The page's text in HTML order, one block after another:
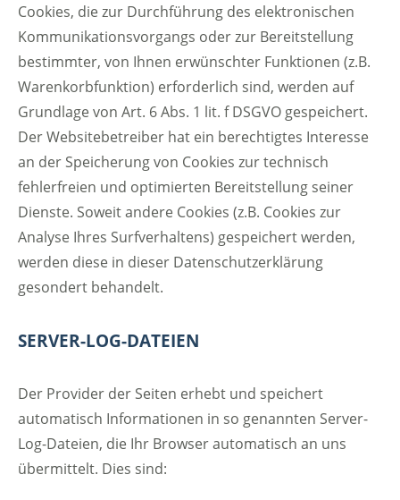
Cookies, die zur Durchführung des elektronischen
Kommunikationsvorgangs oder zur Bereitstellung
bestimmter, von Ihnen erwünschter Funktionen (z.B.
Warenkorbfunktion) erforderlich sind, werden auf
Grundlage von Art. 6 Abs. 1 lit. f DSGVO gespeichert.
Der Websitebetreiber hat ein berechtigtes Interesse
an der Speicherung von Cookies zur technisch
fehlerfreien und optimierten Bereitstellung seiner
Dienste. Soweit andere Cookies (z.B. Cookies zur
Analyse Ihres Surfverhaltens) gespeichert werden,
werden diese in dieser Datenschutzerklärung
gesondert behandelt.
SERVER-LOG-DATEIEN
Der Provider der Seiten erhebt und speichert
automatisch Informationen in so genannten Server-
Log-Dateien, die Ihr Browser automatisch an uns
übermittelt. Dies sind: